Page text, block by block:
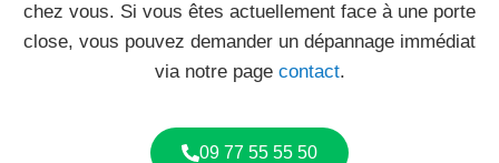
chez vous. Si vous êtes actuellement face à une porte
close, vous pouvez demander un dépannage immédiat
via notre page contact.
09 77 55 55 50